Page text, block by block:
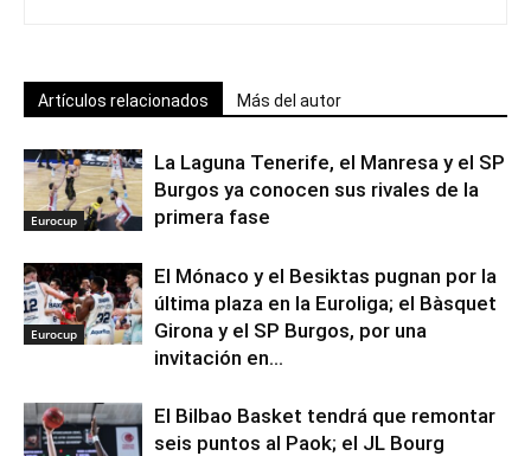
Artículos relacionados Más del autor
Eurocup
La Laguna Tenerife, el Manresa y el SP
Burgos ya conocen sus rivales de la
primera fase
Eurocup
El Mónaco y el Besiktas pugnan por la
última plaza en la Euroliga; el Bàsquet
Girona y el SP Burgos, por una
invitación en...
El Bilbao Basket tendrá que remontar
seis puntos al Paok; el JL Bourg